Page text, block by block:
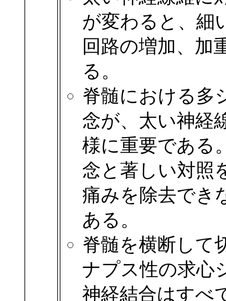
が変わると、細
回路の増加、加
る。
脊髄における多
念が、太い神経
様に重要である
念と著しい対照
痛みを除去でき
ある。
脊髄を横断して
ナプス性の求心
神経結合はすべ